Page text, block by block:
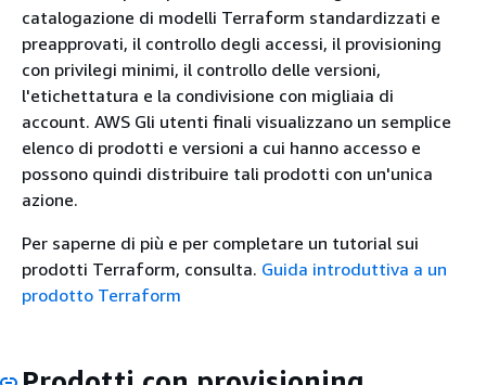
catalogazione di modelli Terraform standardizzati e
preapprovati, il controllo degli accessi, il provisioning
con privilegi minimi, il controllo delle versioni,
l'etichettatura e la condivisione con migliaia di
account. AWS Gli utenti finali visualizzano un semplice
elenco di prodotti e versioni a cui hanno accesso e
possono quindi distribuire tali prodotti con un'unica
azione.
Per saperne di più e per completare un tutorial sui
prodotti Terraform, consulta. Guida introduttiva a un
prodotto Terraform